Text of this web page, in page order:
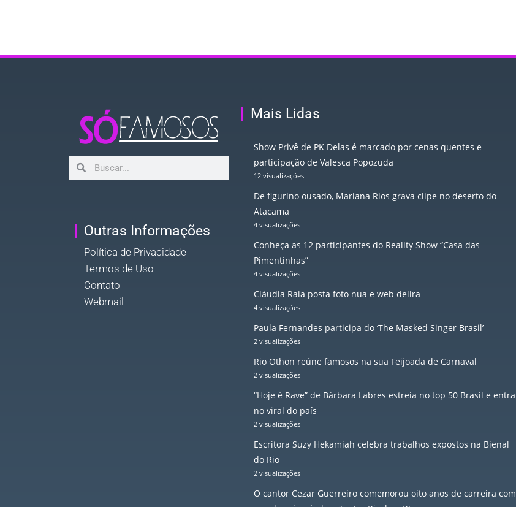
Outras Informações
Política de Privacidade
Termos de Uso
Contato
Webmail
Mais Lidas
Show Privê de PK Delas é marcado por cenas quentes e
participação de Valesca Popozuda
12 visualizações
De figurino ousado, Mariana Rios grava clipe no deserto do
Atacama
4 visualizações
Conheça as 12 participantes do Reality Show “Casa das
Pimentinhas”
4 visualizações
Cláudia Raia posta foto nua e web delira
4 visualizações
Paula Fernandes participa do ‘The Masked Singer Brasil’
2 visualizações
Rio Othon reúne famosos na sua Feijoada de Carnaval
2 visualizações
“Hoje é Rave” de Bárbara Labres estreia no top 50 Brasil e entra
no viral do país
2 visualizações
Escritora Suzy Hekamiah celebra trabalhos expostos na Bienal
do Rio
2 visualizações
O cantor Cezar Guerreiro comemorou oito anos de carreira com